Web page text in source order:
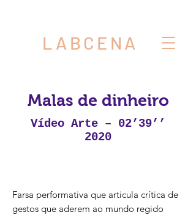
LABCENA
Malas de dinheiro
Vídeo Arte – 02’39’’
2020
Farsa performativa que articula crítica de
gestos que aderem ao mundo regido